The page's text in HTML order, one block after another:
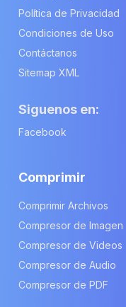
Política de Privacidad
Condiciones de Uso
Contáctanos
Sitemap XML
Siguenos en:
Facebook
Comprimir
Comprimir Archivos
Compresor de Imagen
Compresor de Videos
Compresor de Audio
Compresor de PDF